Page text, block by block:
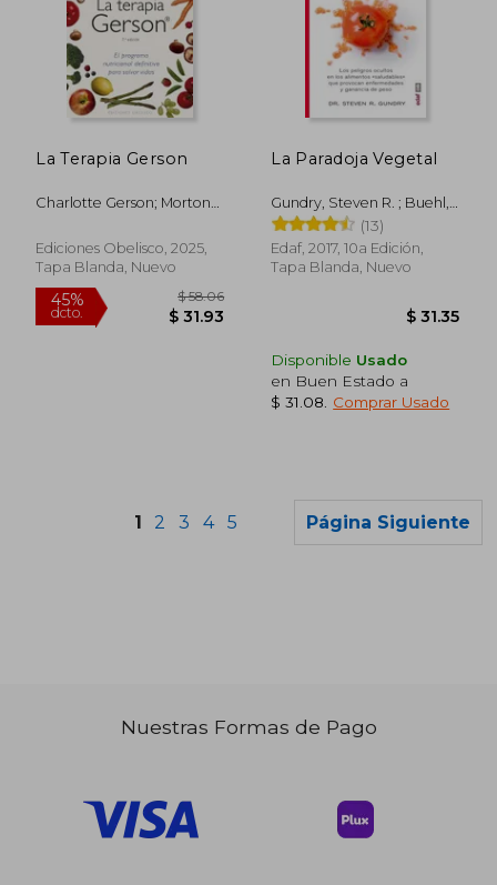
45%
dcto.
La Terapia Gerson
Charlotte Gerson; Morton
Ediciones Obelisco, 2025,
Tapa Blanda, Nuevo
La Paradoja Vegetal
Gundry, Steven R. ; Buehl,
Olivia Bell ; Escudero
Millaan, Maria Carmen
(13)
Edaf, 2017, 10a Edición,
Tapa Blanda, Nuevo
Disponible Usado
en Buen Estado a
$ 31.08
Comprar Usado
1 2 3 4 5 Página Siguiente
Nuestras Formas de Pago